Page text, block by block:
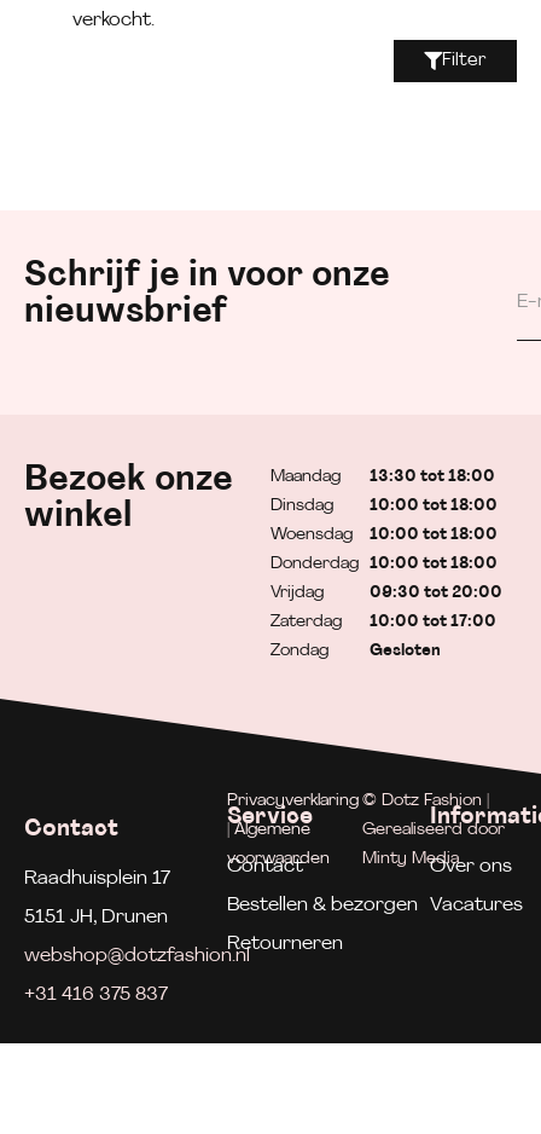
verkocht.
Filter
Schrijf je in voor onze
nieuwsbrief
Bezoek onze
winkel
Maandag
Dinsdag
Woensdag
Donderdag
Vrijdag
Zaterdag
Zondag
13:30 tot 18:00
10:00 tot 18:00
10:00 tot 18:00
10:00 tot 18:00
09:30 tot 20:00
10:00 tot 17:00
Gesloten
Contact
Raadhuisplein 17
5151 JH, Drunen
webshop@dotzfashion.nl
+31 416 375 837
Service
Contact
Bestellen & bezorgen
Retourneren
Over ons
Vacatures
Privacyverklaring
| Algemene
voorwaarden
© Dotz Fashion |
Gerealiseerd door
Minty Media